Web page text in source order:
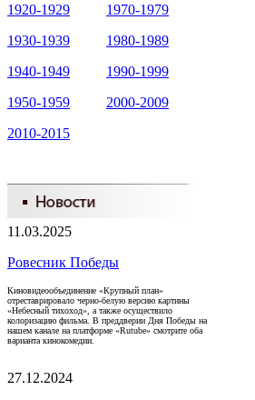
1920-1929
1970-1979
1930-1939
1980-1989
1940-1949
1990-1999
1950-1959
2000-2009
2010-2015
11.03.2025
Ровесник Победы
Киновидеообъединение «Крупный план»
отреставрировало черно-белую версию картины
«Небесный тихоход», а также осуществило
колоризацию фильма. В преддверии Дня Победы на
нашем канале на платформе «Rutube» смотрите оба
варианта кинокомедии.
27.12.2024